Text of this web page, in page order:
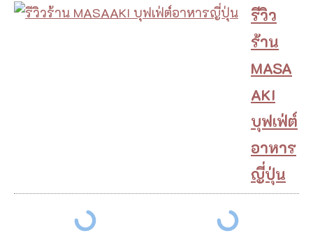
รีวิว
ร้าน
MASA
AKI
บุฟเฟ่ต์
อาหาร
ญี่ปุ่น